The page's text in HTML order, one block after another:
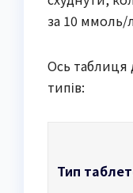
за 10 ммоль/
Ось таблиця
типів:
Тип